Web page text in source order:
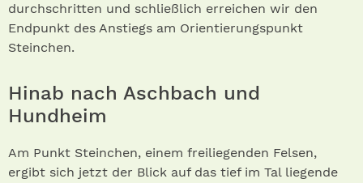
durchschritten und schließlich erreichen wir den
Endpunkt des Anstiegs am Orientierungspunkt
Steinchen.
Hinab nach Aschbach und
Hundheim
Am Punkt Steinchen, einem freiliegenden Felsen,
ergibt sich jetzt der Blick auf das tief im Tal liegende